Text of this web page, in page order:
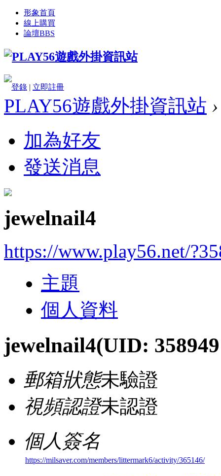
形象首頁
線上購買
論壇BBS
登錄 | 立即註冊
PLAY56遊戲外掛資訊站 ›
加為好友
發送消息
jewelnail4
https://www.play56.net/
主題
個人資料
jewelnail4(UID:
郵箱狀態未驗證
視頻認證未認證
個人簽名
https://milsaver.com/members/littermark6/activity/365146/